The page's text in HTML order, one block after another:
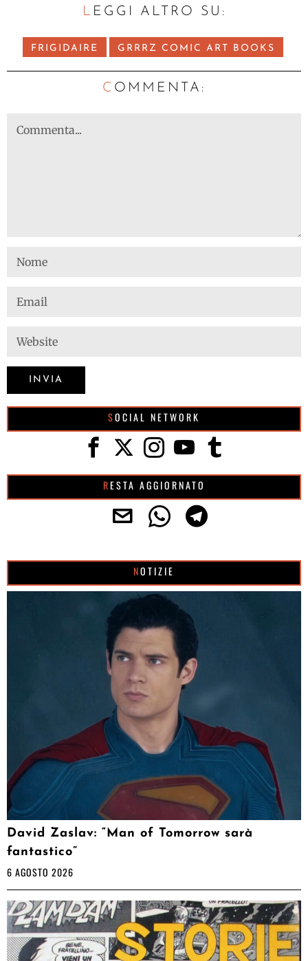
LEGGI ALTRO SU:
FRIGIDAIRE GRRRZ COMIC ART BOOKS
C OMMENTA:
SOCIAL NETWORK
RESTA AGGIORNATO
NOTIZIE
David Zaslav: “Man of Tomorrow sarà
fantastico”
6 AGOSTO 2026